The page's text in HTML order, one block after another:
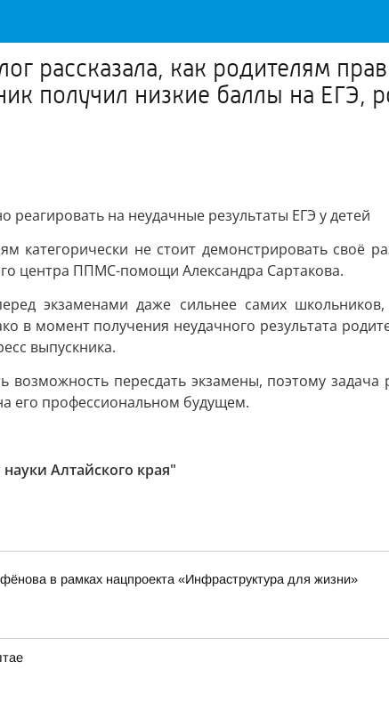
рассказала, как родителям
получил низкие баллы на ЕГЭ,
реагировать на неудачные результаты ЕГЭ у детей
категорически не стоит демонстрировать
центра ППМС-помощи Александра Сартакова.
экзаменами даже сильнее самих
в момент получения неудачного результата
выпускника.
возможность пересдать экзамены, поэтому
его профессиональном будущем.
Алтайского края"
в рамках нацпроекта «Инфраструктура для жизни»